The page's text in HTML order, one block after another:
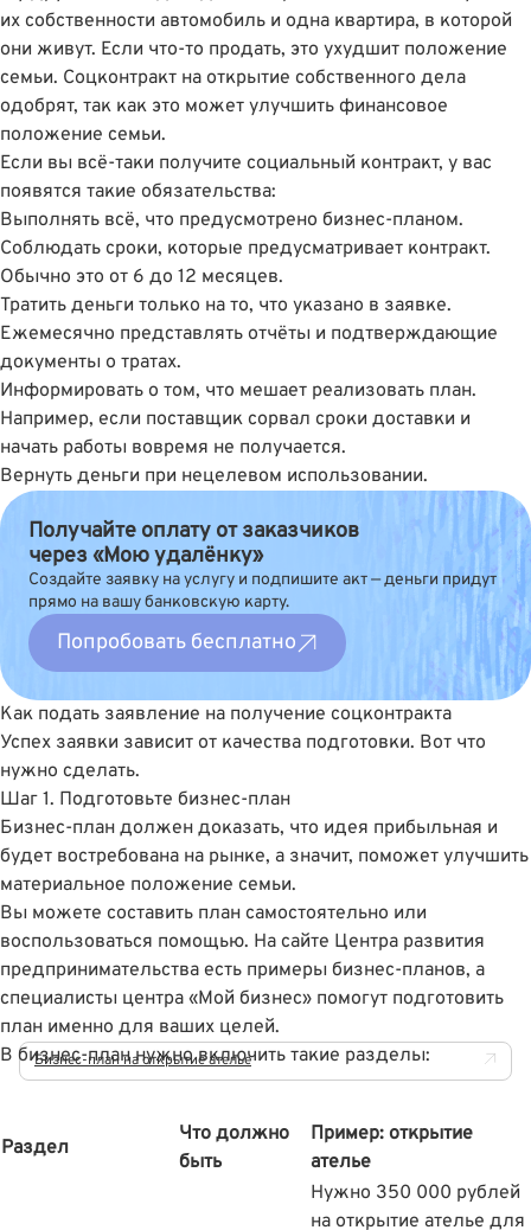
их собственности автомобиль и одна квартира, в которой
они живут. Если что-то продать, это ухудшит положение
семьи. Соцконтракт на открытие собственного дела
одобрят, так как это может улучшить финансовое
положение семьи.
Если вы всё-таки получите социальный контракт, у вас
появятся такие обязательства:
Выполнять всё, что предусмотрено бизнес-планом.
Соблюдать сроки, которые предусматривает контракт.
Обычно это от 6 до 12 месяцев.
Тратить деньги только на то, что указано в заявке.
Ежемесячно представлять отчёты и подтверждающие
документы о тратах.
Информировать о том, что мешает реализовать план.
Например, если поставщик сорвал сроки доставки и
начать работы вовремя не получается.
Вернуть деньги при нецелевом использовании.
Получайте оплату от заказчиков
через «Мою удалёнку»
Создайте заявку на услугу и подпишите акт — деньги придут
прямо на вашу банковскую карту.
Попробовать бесплатно
Как подать заявление на получение соцконтракта
Успех заявки зависит от качества подготовки. Вот что
нужно сделать.
Шаг 1. Подготовьте бизнес-план
Бизнес-план должен доказать, что идея прибыльная и
будет востребована на рынке, а значит, поможет улучшить
материальное положение семьи.
Вы можете составить план самостоятельно или
воспользоваться помощью. На сайте Центра развития
предпринимательства есть примеры бизнес-планов, а
специалисты центра «Мой бизнес» помогут подготовить
план именно для ваших целей.
В бизнес-план нужно включить такие разделы:
Бизнес-план на открытие ателье
Раздел
Что должно
быть
Пример: открытие
ателье
Нужно 350 000 рублей
на открытие ателье для